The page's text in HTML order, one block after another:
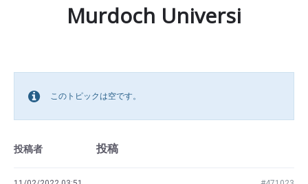
Murdoch Universi
このトピックは空です。
投稿者 投稿